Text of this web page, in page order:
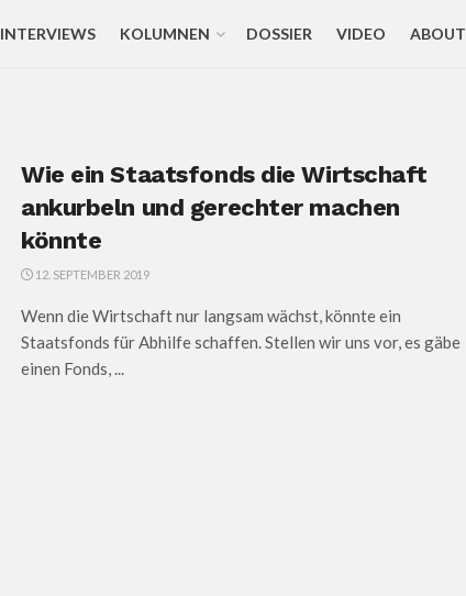
INTERVIEWS KOLUMNEN DOSSIER VIDEO ABOUT
Wie ein Staatsfonds die Wirtschaft
ankurbeln und gerechter machen
könnte
12. SEPTEMBER 2019
Wenn die Wirtschaft nur langsam wächst, könnte ein
Staatsfonds für Abhilfe schaffen. Stellen wir uns vor, es gäbe
einen Fonds, ...